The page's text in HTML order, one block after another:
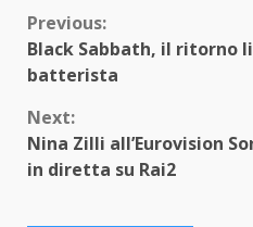
Continue
Reading
Previous:
Black Sabbath, il ritorno
batterista
Next:
Nina Zilli all’Eurovision
in diretta su Rai2